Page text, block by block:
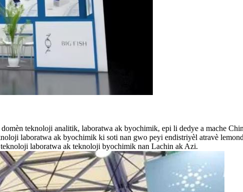
teknoloji analitik, laboratwa ak byochimik, epi li dedye a mache
laboratwa ak byochimik ki soti nan gwo peyi endistriyèl atravè
laboratwa ak teknoloji byochimik nan Lachin ak Azi.